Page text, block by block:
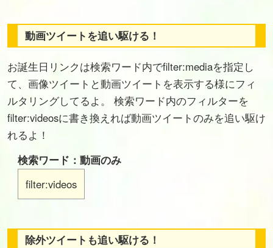
動画ツイートを追い駆ける！
お誕生日リンクは検索ワード内でfilter:mediaを指定し
て、画像ツイートと動画ツイートを表示する様にフィ
ルタリングしてるよ。 検索ワード内のフィルターを
filter:videosに書き換えれば動画ツイートのみを追い駆け
れるよ！
検索ワード：動画のみ
filter:videos
除外ツイートも追い駆ける！